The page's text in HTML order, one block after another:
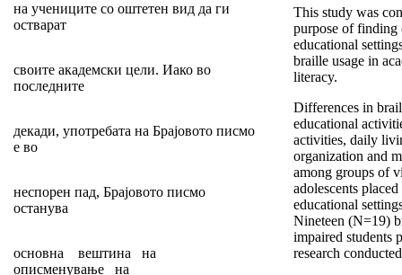
на учениците со оштетен вид да ги
остварат
своите академски цели. Иако во
последните
декади, употребата на Брајовото писмо
е во
неспорен пад, Брајовото писмо
останува
основна вештина на
описменување на
This study was
purpose of finding
educational
braille usage in
literacy.
Differences in
educational
activities, daily
organization and
among groups of
adolescents
educational
Nineteen (N=19)
impaired students
research